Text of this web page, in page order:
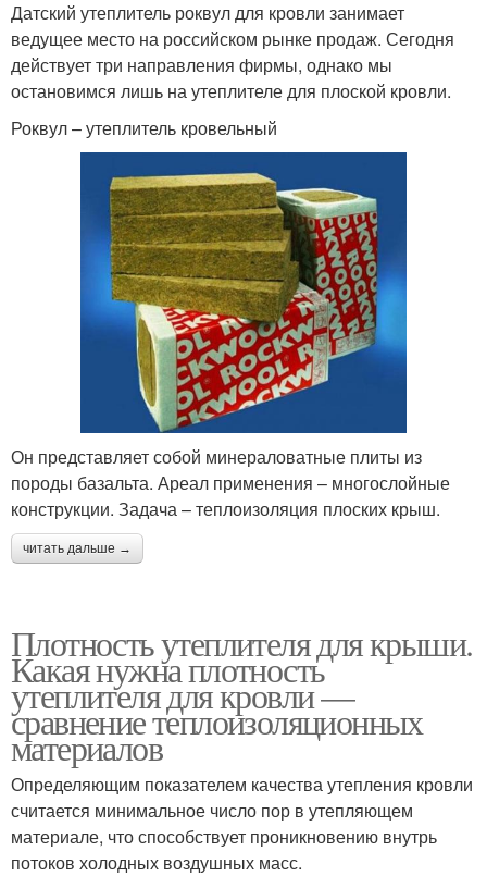
Датский утеплитель роквул для кровли занимает
ведущее место на российском рынке продаж. Сегодня
действует три направления фирмы, однако мы
остановимся лишь на утеплителе для плоской кровли.
Роквул – утеплитель кровельный
Он представляет собой минераловатные плиты из
породы базальта. Ареал применения – многослойные
конструкции. Задача – теплоизоляция плоских крыш.
читать дальше →
Плотность утеплителя для крыши.
Какая нужна плотность
утеплителя для кровли —
сравнение теплоизоляционных
материалов
Определяющим показателем качества утепления кровли
считается минимальное число пор в утепляющем
материале, что способствует проникновению внутрь
потоков холодных воздушных масс.